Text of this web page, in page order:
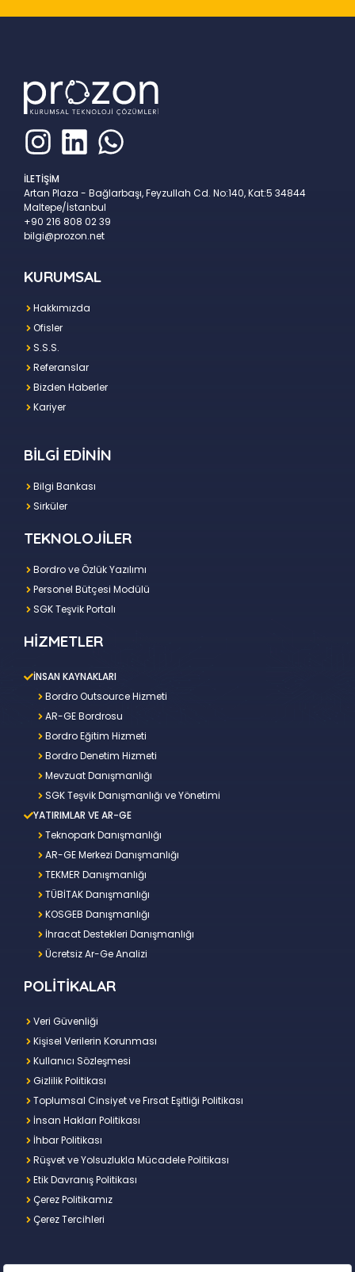
İLETİŞİM
Artan Plaza - Bağlarbaşı, Feyzullah Cd. No:140, Kat:5 34844
Maltepe/İstanbul
+90 216 808 02 39
bilgi@prozon.net
KURUMSAL
Hakkımızda
Ofisler
S.S.S.
Referanslar
Bizden Haberler
Kariyer
BİLGİ EDİNİN
Bilgi Bankası
Sirküler
TEKNOLOJİLER
Bordro ve Özlük Yazılımı
Personel Bütçesi Modülü
SGK Teşvik Portalı
HİZMETLER
İNSAN KAYNAKLARI
Bordro Outsource Hizmeti
AR-GE Bordrosu
Bordro Eğitim Hizmeti
Bordro Denetim Hizmeti
Mevzuat Danışmanlığı
SGK Teşvik Danışmanlığı ve Yönetimi
YATIRIMLAR VE AR-GE
Teknopark Danışmanlığı
AR-GE Merkezi Danışmanlığı
TEKMER Danışmanlığı
TÜBİTAK Danışmanlığı
KOSGEB Danışmanlığı
İhracat Destekleri Danışmanlığı
Ücretsiz Ar-Ge Analizi
POLİTİKALAR
Veri Güvenliği
Kişisel Verilerin Korunması
Kullanıcı Sözleşmesi
Gizlilik Politikası
Toplumsal Cinsiyet ve Fırsat Eşitliği Politikası
İnsan Hakları Politikası
İhbar Politikası
Rüşvet ve Yolsuzlukla Mücadele Politikası
Etik Davranış Politikası
Çerez Politikamız
Çerez Tercihleri